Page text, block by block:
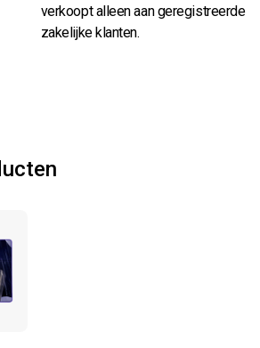
verkoopt alleen aan geregistreerde
zakelijke klanten.